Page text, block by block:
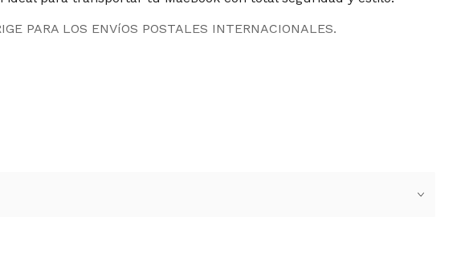
PARA LOS ENVíOS POSTALES INTERNACIONALES.